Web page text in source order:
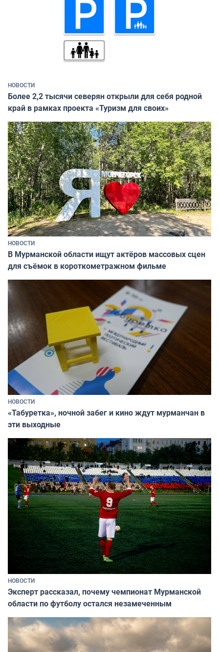
НОВОСТИ
Более 2,2 тысячи северян открыли для себя родной
край в рамках проекта «Туризм для своих»
НОВОСТИ
В Мурманской области ищут актёров массовых сцен
для съёмок в короткометражном фильме
НОВОСТИ
«Табуретка», ночной забег и кино ждут мурманчан в
эти выходные
НОВОСТИ
Эксперт рассказал, почему чемпионат Мурманской
области по футболу остался незамеченным